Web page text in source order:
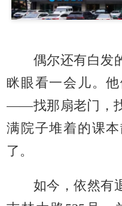
偶尔还有白发的
眯眼看一会儿。
——找那扇老门，
满院子堆着的课
了。
如今，依然有退